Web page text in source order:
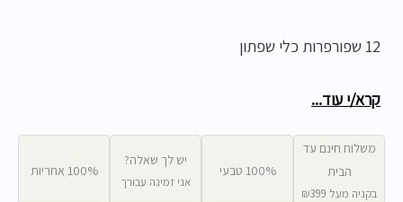
12 שפורפרות כלי שפתון
קרא/י עוד...
משלוח חינם עד
הבית
בקניה מעל ₪399
100% טבעי
יש לך שאלה?
אני זמינה עבורך
100% אחריות